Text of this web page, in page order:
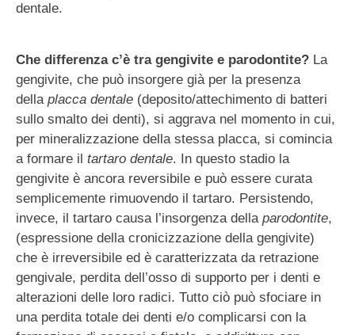
dentale.
Che differenza c’è tra gengivite e parodontite? La
gengivite, che può insorgere già per la presenza
della placca dentale (deposito/attechimento di batteri
sullo smalto dei denti), si aggrava nel momento in cui,
per mineralizzazione della stessa placca, si comincia
a formare il tartaro dentale. In questo stadio la
gengivite è ancora reversibile e può essere curata
semplicemente rimuovendo il tartaro. Persistendo,
invece, il tartaro causa l’insorgenza della parodontite,
(espressione della cronicizzazione della gengivite)
che è irreversibile ed è caratterizzata da retrazione
gengivale, perdita dell’osso di supporto per i denti e
alterazioni delle loro radici. Tutto ciò può sfociare in
una perdita totale dei denti e/o complicarsi con la